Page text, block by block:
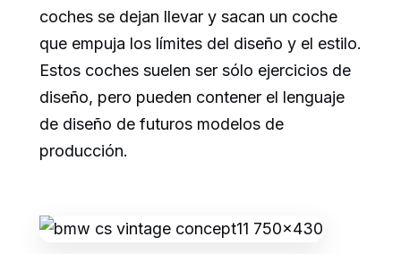
coches se dejan llevar y sacan un coche
que empuja los límites del diseño y el estilo.
Estos coches suelen ser sólo ejercicios de
diseño, pero pueden contener el lenguaje
de diseño de futuros modelos de
producción.